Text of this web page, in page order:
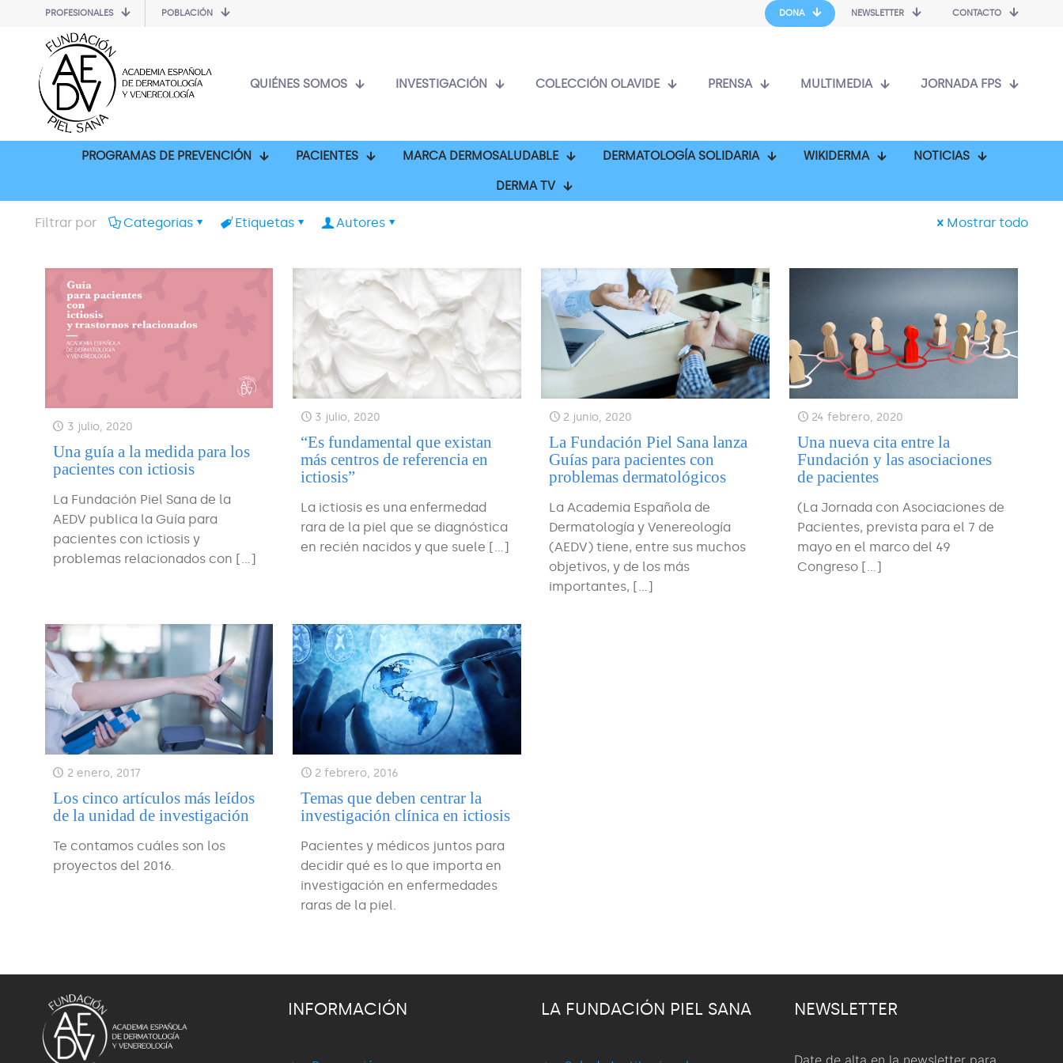
PROFESIONALES POBLACIÓN DONA NEWSLETTER CONTACTO
QUIÉNES SOMOS INVESTIGACIÓN COLECCIÓN OLAVIDE PRENSA MULTIMEDIA JORNADA FPS
PROGRAMAS DE PREVENCIÓN PACIENTES MARCA DERMOSALUDABLE DERMATOLOGÍA SOLIDARIA WIKIDERMA NOTICIAS
DERMA TV
Filtrar por Categorias Etiquetas Autores Mostrar todo
3 julio, 2020
Una guía a la medida para los
pacientes con ictiosis
La Fundación Piel Sana de la
AEDV publica la Guía para
pacientes con ictiosis y
problemas relacionados con […]
3 julio, 2020
“Es fundamental que existan
más centros de referencia en
ictiosis”
La ictiosis es una enfermedad
rara de la piel que se diagnóstica
en recién nacidos y que suele […]
2 junio, 2020
La Fundación Piel Sana lanza
Guías para pacientes con
problemas dermatológicos
La Academia Española de
Dermatología y Venereología
(AEDV) tiene, entre sus muchos
objetivos, y de los más
importantes, […]
24 febrero, 2020
Una nueva cita entre la
Fundación y las asociaciones
de pacientes
(La Jornada con Asociaciones de
Pacientes, prevista para el 7 de
mayo en el marco del 49
Congreso […]
2 enero, 2017
Los cinco artículos más leídos
de la unidad de investigación
Te contamos cuáles son los
proyectos del 2016.
2 febrero, 2016
Temas que deben centrar la
investigación clínica en ictiosis
Pacientes y médicos juntos para
decidir qué es lo que importa en
investigación en enfermedades
raras de la piel.
INFORMACIÓN LA FUNDACIÓN PIEL SANA NEWSLETTER